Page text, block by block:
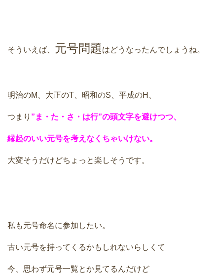
そういえば、 元号問題はどうなったんでしょうね。
明治のM、大正のT、昭和のS、平成のH、
つまり ”ま・た・さ・は行”の頭文字を避けつつ、
縁起のいい元号を考えなくちゃいけない。
大変そうだけどちょっと楽しそうです。
私も元号命名に参加したい。
古い元号を持ってくるかもしれないらしくて
今、思わず元号一覧とか見てるんだけど